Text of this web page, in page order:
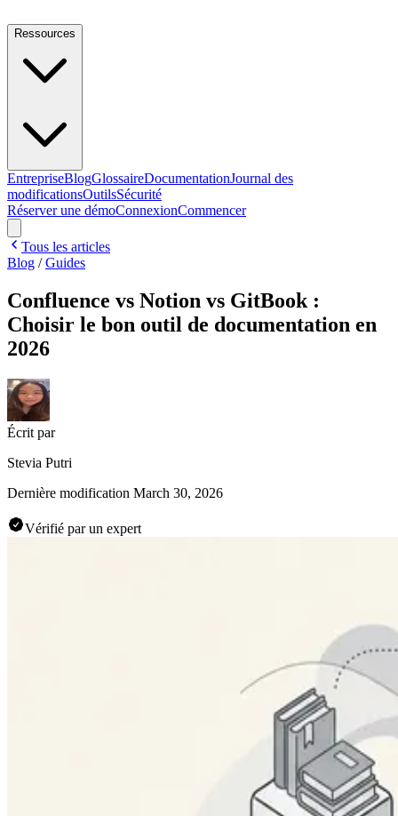
Ressources
EntrepriseBlogGlossaireDocumentationJournal des
modificationsOutilsSécurité
Réserver une démoConnexionCommencer
Tous les articles
Blog /Guides
Confluence vs Notion vs GitBook :
Choisir le bon outil de documentation en
2026
Écrit par
Stevia Putri
Dernière modification March 30, 2026
Vérifié par un expert